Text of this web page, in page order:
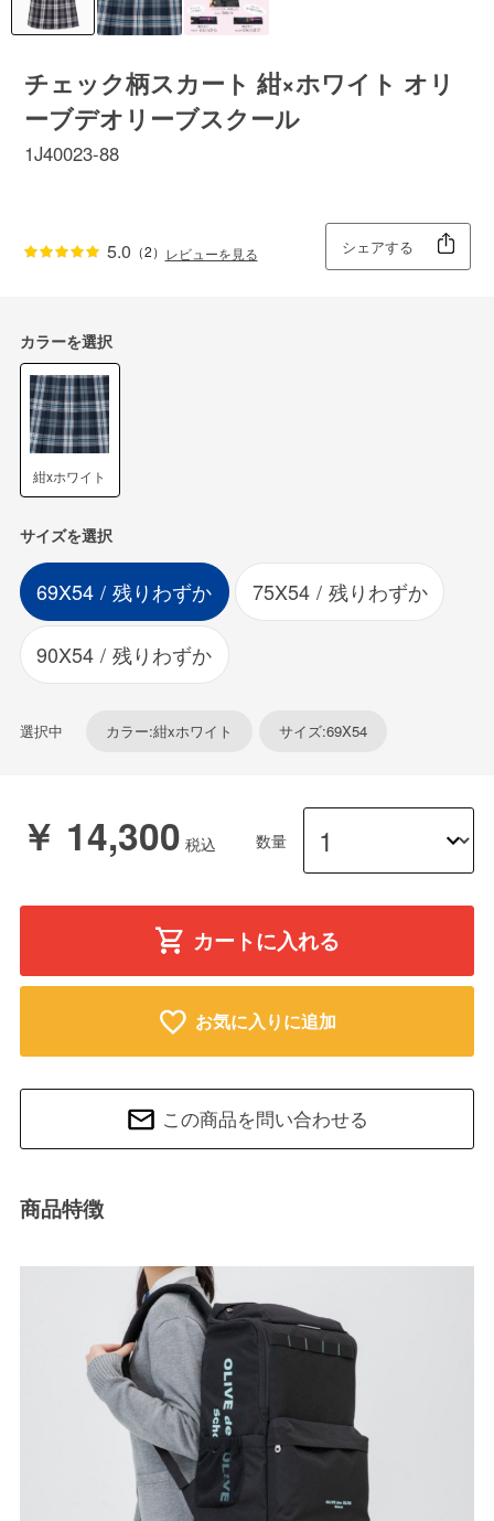
チェック柄スカート 紺×ホワイト オリ
ーブデオリーブスクール
1J40023-88
5.0 （2） レビューを見る シェアする
カラーを選択
紺xホワイト
サイズを選択
69X54 残りわずか 75X54 残りわずか
90X54 残りわずか
選択中 カラー:紺xホワイト サイズ:69X54
￥ 14,300 数量
カートに入れる
お気に入りに追加
この商品を問い合わせる
商品特徴